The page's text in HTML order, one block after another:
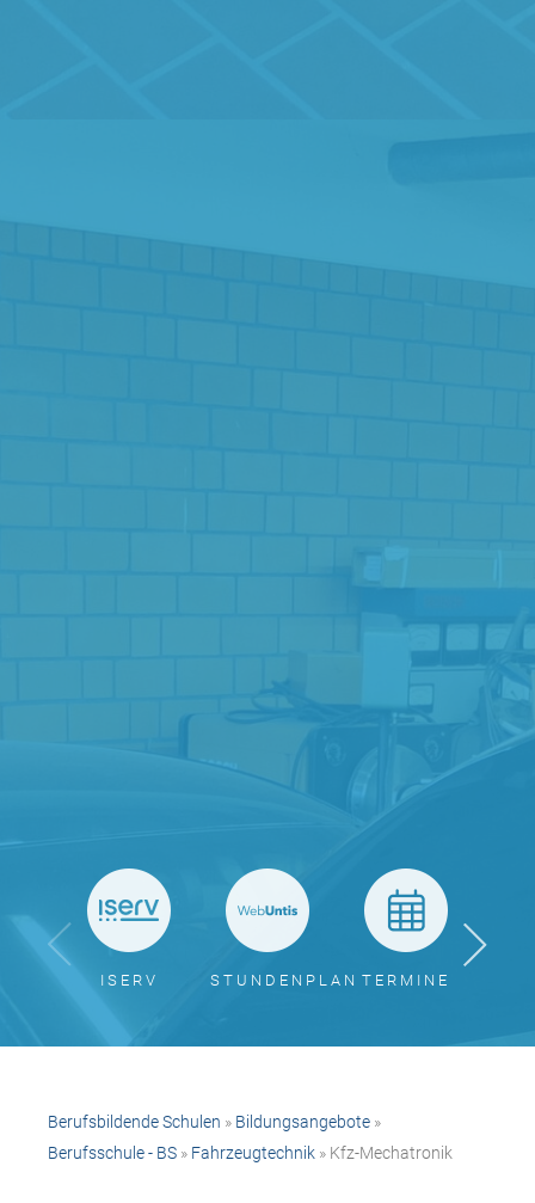
ISERV STUNDENPLAN TERMINE
Berufsbildende Schulen » Bildungsangebote »
Berufsschule - BS » Fahrzeugtechnik » Kfz-Mechatronik